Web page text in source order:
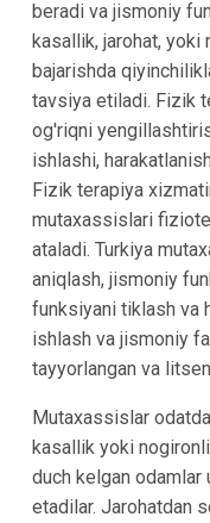
beradi va jismoniy
kasallik, jarohat,
bajarishda
tavsiya etiladi. Fizik
og'riqni
ishlashi,
Fizik terapiya
mutaxassislari
ataladi. Turkiya
aniqlash, jismoniy
funksiyani tiklash va
ishlash va jismoniy
tayyorlangan va
Mutaxassislar
kasallik yoki
duch kelgan
etadilar. Jarohatdan